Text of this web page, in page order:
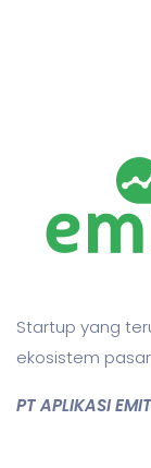
Startup yang
ekosistem
PT APLIKASI